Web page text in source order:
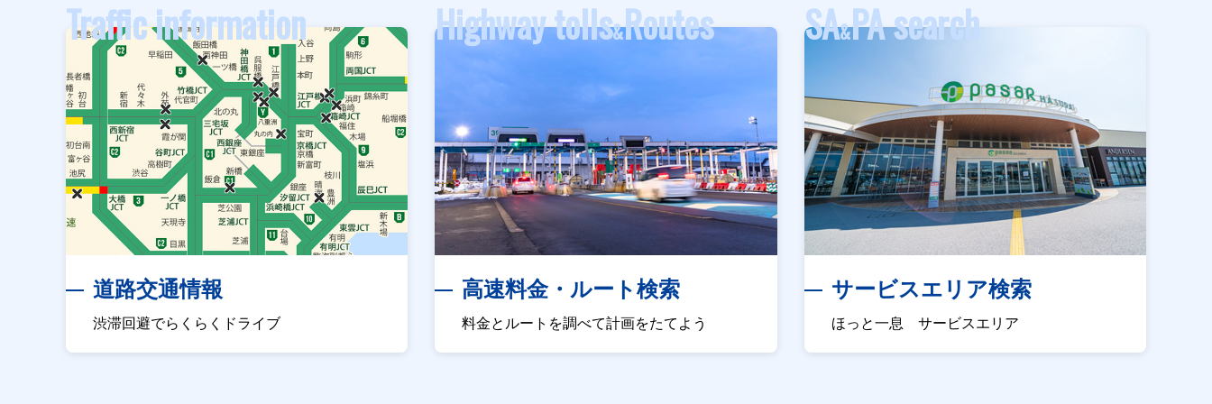
Traffic information
道路交通情報
渋滞回避でらくらくドライブ
Highway tolls&Routes
高速料金・ルート検索
料金とルートを調べて計画をたてよう
SA&PA search
サービスエリア検索
ほっと一息 サービスエリア